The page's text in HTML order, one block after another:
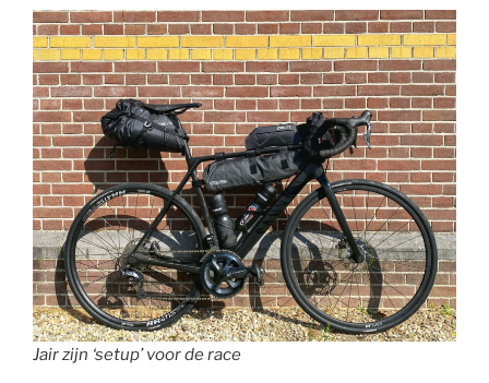
Jair zijn ‘setup’ voor de race